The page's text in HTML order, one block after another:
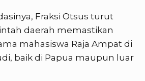
Fraksi Otsus turut
daerah memastikan
mahasiswa Raja Ampat di
baik di Papua maupun luar